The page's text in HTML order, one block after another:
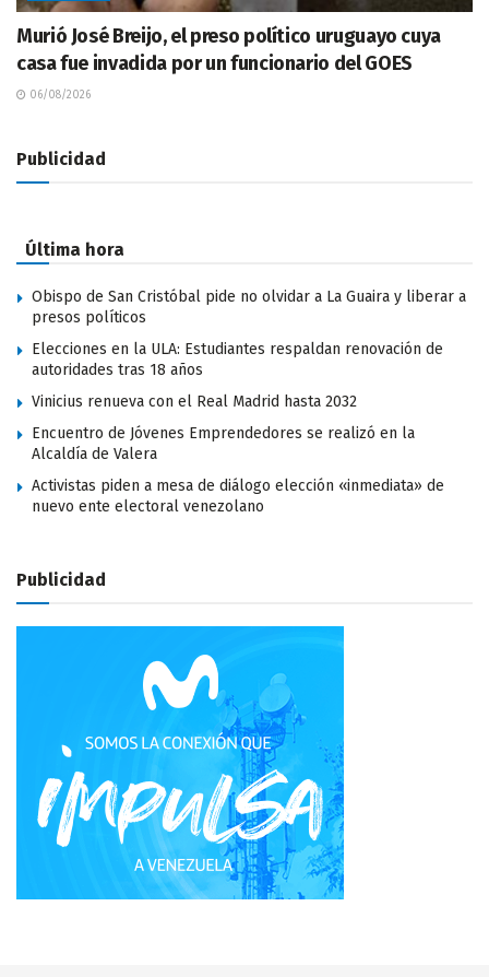
Murió José Breijo, el preso político uruguayo cuya
casa fue invadida por un funcionario del GOES
06/08/2026
Publicidad
Última hora
Obispo de San Cristóbal pide no olvidar a La Guaira y liberar a
presos políticos
Elecciones en la ULA: Estudiantes respaldan renovación de
autoridades tras 18 años
Vinicius renueva con el Real Madrid hasta 2032
Encuentro de Jóvenes Emprendedores se realizó en la
Alcaldía de Valera
Activistas piden a mesa de diálogo elección «inmediata» de
nuevo ente electoral venezolano
Publicidad